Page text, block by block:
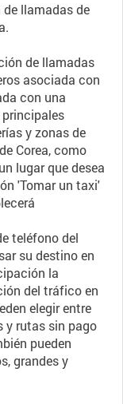
llamadas de
de llamadas
asociada con
con una
y zonas de
Corea, como
lugar que desea
'Tomar un taxi'
teléfono del
su destino en
la
del tráfico en
elegir entre
y rutas sin pago
pueden
grandes y